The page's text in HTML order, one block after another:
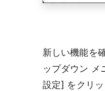
新しい機能を
ップダウン メ
設定] をクリ